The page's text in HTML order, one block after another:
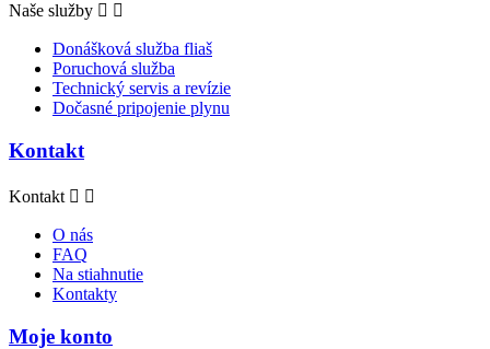
Naše služby  
Donášková služba fliaš
Poruchová služba
Technický servis a revízie
Dočasné pripojenie plynu
Kontakt
Kontakt  
O nás
FAQ
Na stiahnutie
Kontakty
Moje konto